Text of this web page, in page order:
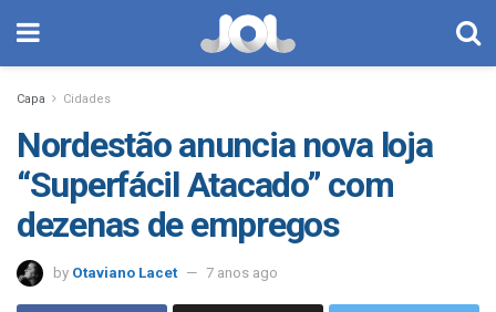
Capa Cidades
Nordestão anuncia nova loja
“Superfácil Atacado” com
dezenas de empregos
by Otaviano Lacet 7 anos ago